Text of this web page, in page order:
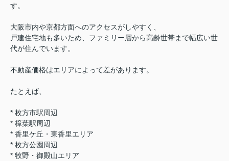
す。
大阪市内や京都方面へのアクセスがしやすく、
戸建住宅地も多いため、ファミリー層から高齢世帯まで幅広い世
代が住んでいます。
不動産価格はエリアによって差があります。
たとえば、
* 枚方市駅周辺
* 樟葉駅周辺
* 香里ケ丘・東香里エリア
* 枚方公園周辺
* 牧野・御殿山エリア